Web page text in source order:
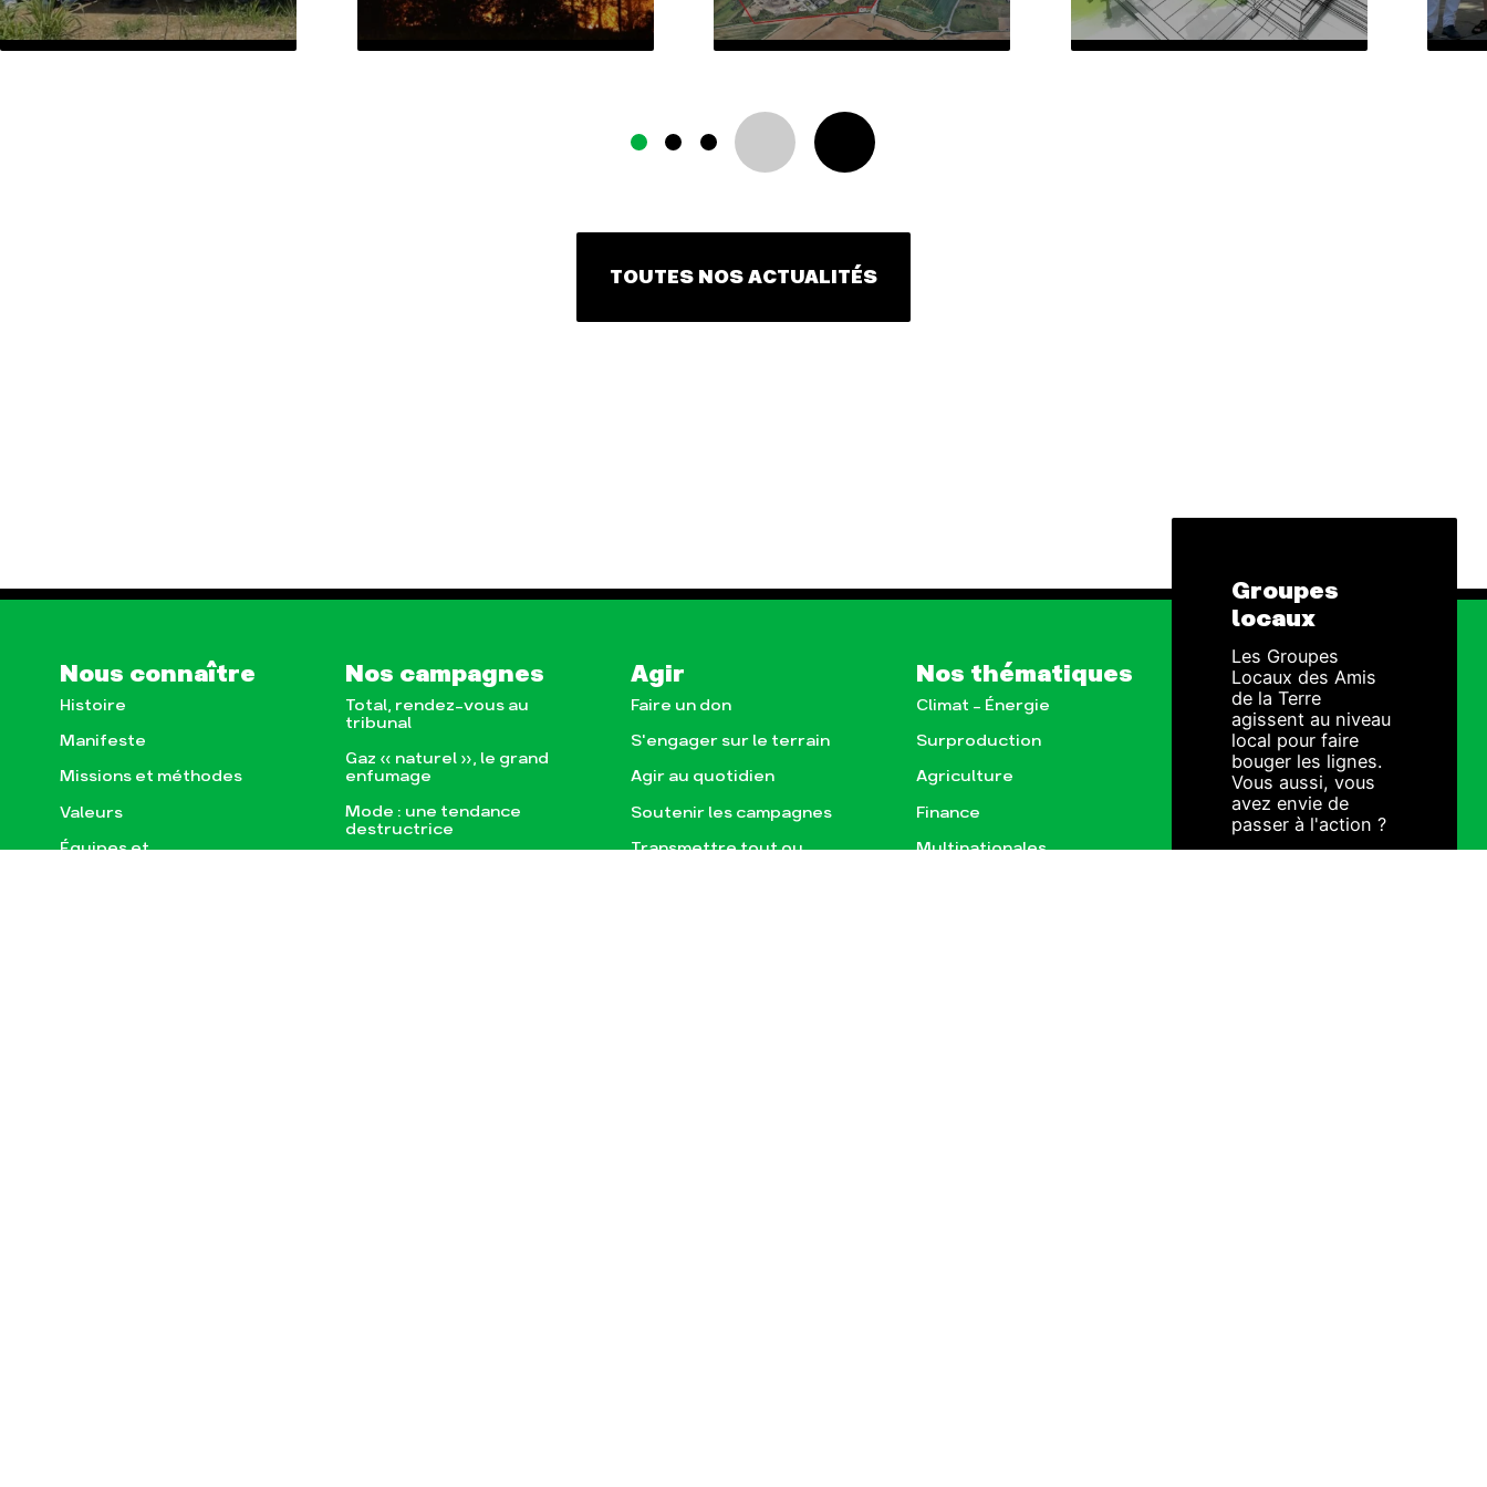
TOUTES NOS ACTUALITÉS
Nous connaître
Histoire
Manifeste
Missions et méthodes
Valeurs
Équipes et
Nos campagnes
Total, rendez-vous au
tribunal
Gaz « naturel », le grand
enfumage
Mode : une tendance
destructrice
Agir
Faire un don
S'engager sur le terrain
Agir au quotidien
Soutenir les campagnes
Transmettre tout ou
Nos thématiques
Climat – Énergie
Surproduction
Agriculture
Finance
Multinationales
Groupes
locaux
Les Groupes
Locaux des Amis
de la Terre
agissent au niveau
local pour faire
bouger les lignes.
Vous aussi, vous
avez envie de
passer à l'action ?